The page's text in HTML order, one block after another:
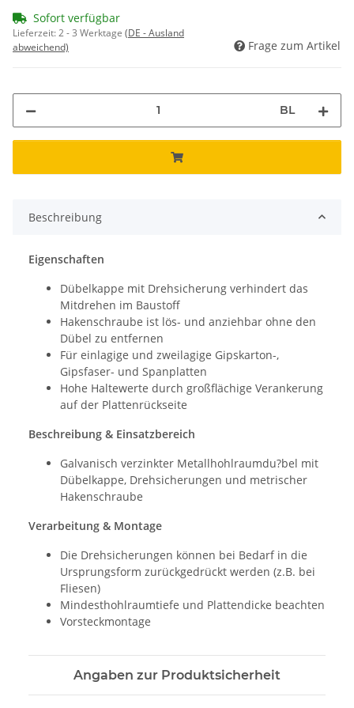
Sofort verfügbar
Lieferzeit:2 - 3 Werktage (DE - Ausland
abweichend)
Frage zum Artikel
BL
Beschreibung
Eigenschaften
Dübelkappe mit Drehsicherung verhindert das
Mitdrehen im Baustoff
Hakenschraube ist lös- und anziehbar ohne den
Dübel zu entfernen
Für einlagige und zweilagige Gipskarton-,
Gipsfaser- und Spanplatten
Hohe Haltewerte durch großflächige Verankerung
auf der Plattenrückseite
Beschreibung & Einsatzbereich
Galvanisch verzinkter Metallhohlraumdu?bel mit
Dübelkappe, Drehsicherungen und metrischer
Hakenschraube
Verarbeitung & Montage
Die Drehsicherungen können bei Bedarf in die
Ursprungsform zurückgedrückt werden (z.B. bei
Fliesen)
Mindesthohlraumtiefe und Plattendicke beachten
Vorsteckmontage
Angaben zur Produktsicherheit